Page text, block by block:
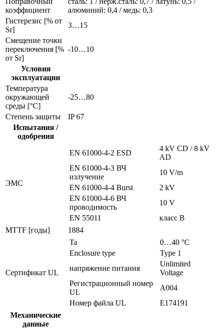
коэффициент
алюминий: 0,4 / медь: 0,3
Гистерезис [% от
Sr]
3…15
Смещение точки
переключения [%
от Sr]
-10…10
Условия
эксплуатации
Температура
окружающей
среды [°C]
-25…80
Степень защиты
IP 67
Испытания /
одобрения
ЭMC
EN 61000-4-2 ESD
4 kV CD / 8 kV
AD
EN 61000-4-3 ВЧ
излучение
10 V/m
EN 61000-4-4 Burst
2 kV
EN 61000-4-6 ВЧ
проводимость
10 V
EN 55011
класс B
MTTF [годы]
1884
Сертификат UL
Ta
0…40 °C
Enclosure type
Type 1
напряжение питания
Unlimited
Voltage
Регистрационный номер
UL
A004
Номер файла UL
E174191
Механические
данные